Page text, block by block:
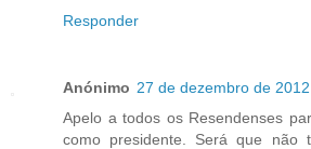
Responder
Anónimo 27 de dezembro de
Apelo a todos os Resendenses
como presidente. Será que não